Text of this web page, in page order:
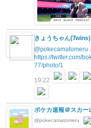
きょうちゃん(Twins)
@pokecamatomeru
https://twitter.com/
77/photo/1
19:22
ポケカ速報＠スカ
@pokecamatomeru